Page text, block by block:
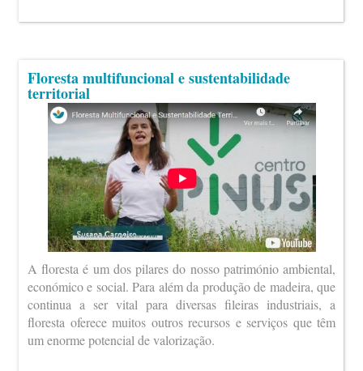
Floresta multifuncional e sustentabilidade
territorial
A floresta é um dos pilares do nosso património ambiental,
económico e social. Para além da produção de madeira, que
continua a ser vital para diversas fileiras industriais, a
floresta oferece muitos outros recursos e serviços que têm
um enorme potencial de valorização.